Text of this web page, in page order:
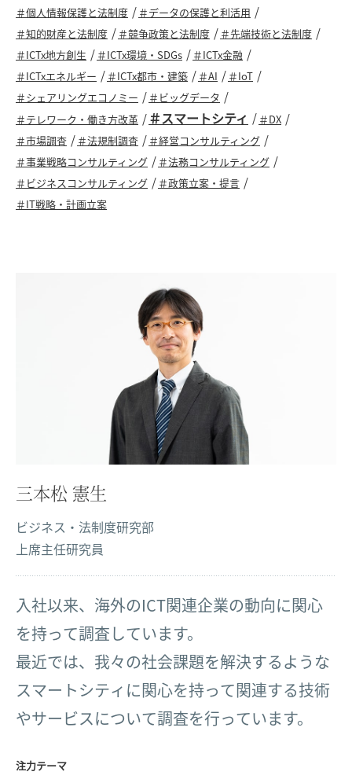
＃個人情報保護と法制度
＃データの保護と利活用
＃知的財産と法制度
＃競争政策と法制度
＃先端技術と法制度
＃ICTx地方創生
＃ICTx環境・SDGs
＃ICTx金融
＃ICTxエネルギー
＃ICTx都市・建築 ＃AI
＃IoT
＃シェアリングエコノミー
＃ビッグデータ
＃テレワーク・働き方改革
＃スマートシティ
＃DX
＃市場調査
＃法規制調査
＃経営コンサルティング
＃事業戦略コンサルティング
＃法務コンサルティング
＃ビジネスコンサルティング
＃政策立案・提言
＃IT戦略・計画立案
三本松 憲生
ビジネス・法制度研究部
上席主任研究員
入社以来、海外のICT関連企業の動向に関心
を持って調査しています。
最近では、我々の社会課題を解決するような
スマートシティに関心を持って関連する技術
やサービスについて調査を行っています。
注力テーマ